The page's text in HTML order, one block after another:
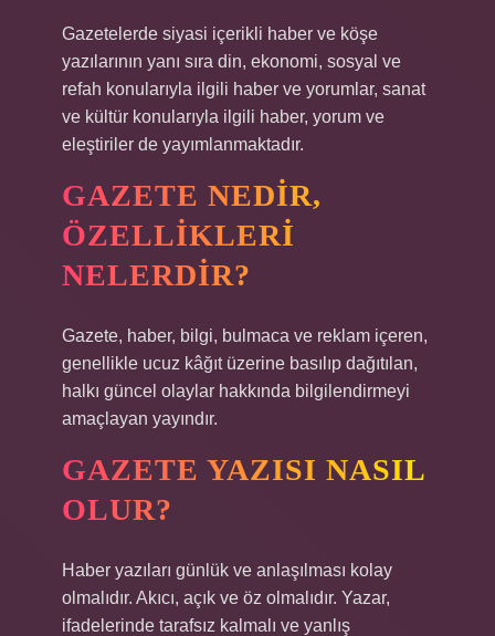
Gazetelerde siyasi içerikli haber ve köşe
yazılarının yanı sıra din, ekonomi, sosyal ve
refah konularıyla ilgili haber ve yorumlar, sanat
ve kültür konularıyla ilgili haber, yorum ve
eleştiriler de yayımlanmaktadır.
GAZETE NEDIR,
ÖZELLIKLERI
NELERDIR?
Gazete, haber, bilgi, bulmaca ve reklam içeren,
genellikle ucuz kâğıt üzerine basılıp dağıtılan,
halkı güncel olaylar hakkında bilgilendirmeyi
amaçlayan yayındır.
GAZETE YAZISI NASIL
OLUR?
Haber yazıları günlük ve anlaşılması kolay
olmalıdır. Akıcı, açık ve öz olmalıdır. Yazar,
ifadelerinde tarafsız kalmalı ve yanlış